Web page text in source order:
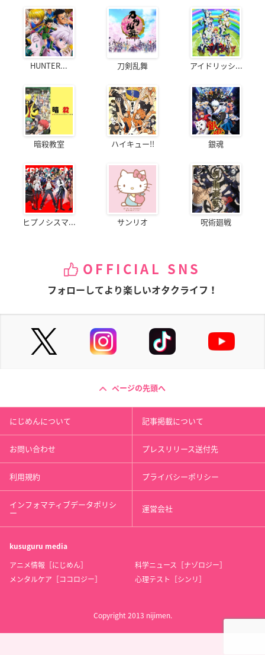
HUNTER... 刀剣乱舞 アイドリッシ...
暗殺教室 ハイキュー!! 銀魂
ヒプノシスマ... サンリオ 呪術廻戦
OFFICIAL SNS
フォローしてより楽しいオタクライフ！
ページの先頭へ
にじめんについて 記事掲載について
お問い合わせ プレスリリース送付先
利用規約 プライバシーポリシー
インフォマティブデータポリシ
ー 運営会社
kusuguru media
アニメ情報［にじめん］
科学ニュース［ナゾロジー］
メンタルケア［ココロジー］
心理テスト［シンリ］
Copyright 2013 nijimen.